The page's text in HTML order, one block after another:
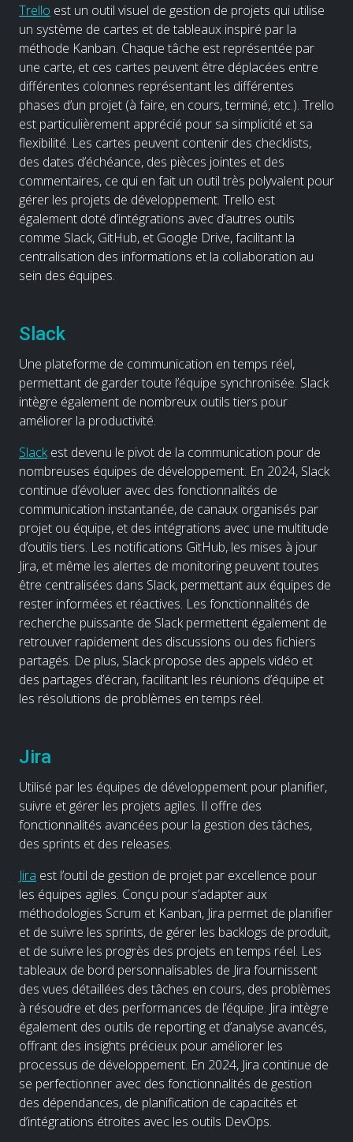
Trello est un outil visuel de gestion de projets qui utilise
un système de cartes et de tableaux inspiré par la
méthode Kanban. Chaque tâche est représentée par
une carte, et ces cartes peuvent être déplacées entre
différentes colonnes représentant les différentes
phases d’un projet (à faire, en cours, terminé, etc.). Trello
est particulièrement apprécié pour sa simplicité et sa
flexibilité. Les cartes peuvent contenir des checklists,
des dates d’échéance, des pièces jointes et des
commentaires, ce qui en fait un outil très polyvalent pour
gérer les projets de développement. Trello est
également doté d’intégrations avec d’autres outils
comme Slack, GitHub, et Google Drive, facilitant la
centralisation des informations et la collaboration au
sein des équipes.
Slack
Une plateforme de communication en temps réel,
permettant de garder toute l’équipe synchronisée. Slack
intègre également de nombreux outils tiers pour
améliorer la productivité.
Slackest devenu le pivot de la communication pour de
nombreuses équipes de développement. En 2024, Slack
continue d’évoluer avec des fonctionnalités de
communication instantanée, de canaux organisés par
projet ou équipe, et des intégrations avec une multitude
d’outils tiers. Les notifications GitHub, les mises à jour
Jira, et même les alertes de monitoring peuvent toutes
être centralisées dans Slack, permettant aux équipes de
rester informées et réactives. Les fonctionnalités de
recherche puissante de Slack permettent également de
retrouver rapidement des discussions ou des fichiers
partagés. De plus, Slack propose des appels vidéo et
des partages d’écran, facilitant les réunions d’équipe et
les résolutions de problèmes en temps réel.
Jira
Utilisé par les équipes de développement pour planifier,
suivre et gérer les projets agiles. Il offre des
fonctionnalités avancées pour la gestion des tâches,
des sprints et des releases.
Jira est l’outil de gestion de projet par excellence pour
les équipes agiles. Conçu pour s’adapter aux
méthodologies Scrum et Kanban, Jira permet de planifier
et de suivre les sprints, de gérer les backlogs de produit,
et de suivre les progrès des projets en temps réel. Les
tableaux de bord personnalisables de Jira fournissent
des vues détaillées des tâches en cours, des problèmes
à résoudre et des performances de l’équipe. Jira intègre
également des outils de reporting et d’analyse avancés,
offrant des insights précieux pour améliorer les
processus de développement. En 2024, Jira continue de
se perfectionner avec des fonctionnalités de gestion
des dépendances, de planification de capacités et
d’intégrations étroites avec les outils DevOps.